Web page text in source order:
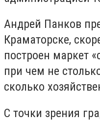
Андрей Панков
Краматорске,
построен маркет
при чем не
сколько
С точки зрения